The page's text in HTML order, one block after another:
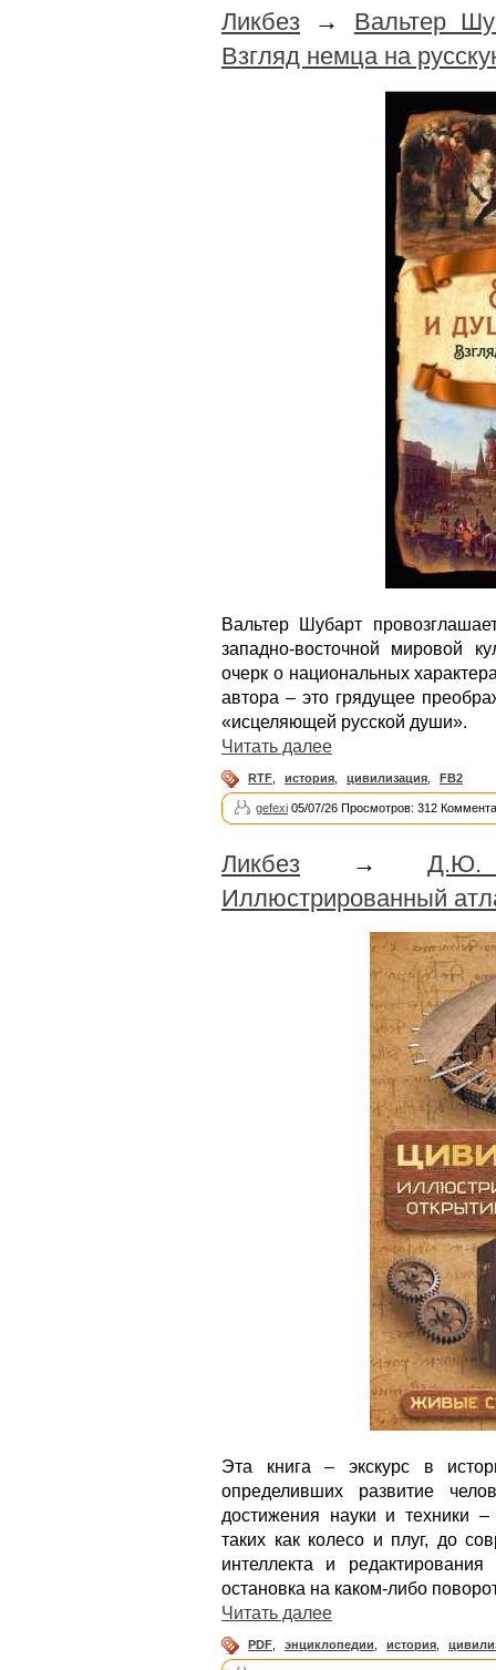
Ликбез → Вальтер
Взгляд немца на
Вальтер Шубарт
западно-восточной мировой
очерк о национальных
автора – это грядущее
«исцеляющей русской души».
Читать далее
RTF история цивилизация FB2
gefexi 05/07/26 Просмотров: 312
Ликбез → Д.Ю.
Иллюстрированный
Эта книга – экскурс в
определивших развитие
достижения науки и техники
таких как колесо и плуг, до
интеллекта и
остановка на каком-либо
Читать далее
PDF энциклопедии история